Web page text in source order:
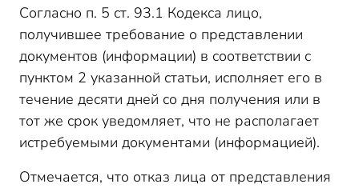
Согласно п. 5 ст. 93.1 Кодекса лицо,
получившее требование о представлении
документов (информации) в соответствии с
пунктом 2 указанной статьи, исполняет его в
течение десяти дней со дня получения или в
тот же срок уведомляет, что не располагает
истребуемыми документами (информацией).
Отмечается, что отказ лица от представления